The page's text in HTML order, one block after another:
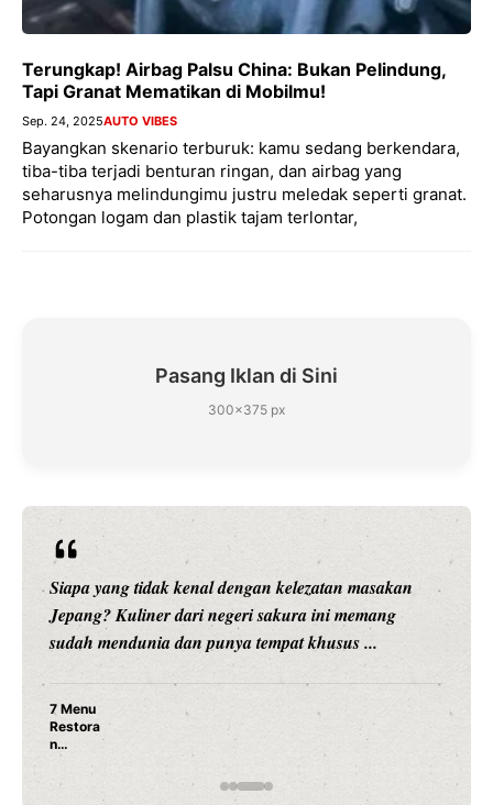
Terungkap! Airbag Palsu China: Bukan Pelindung,
Tapi Granat Mematikan di Mobilmu!
Sep. 24, 2025AUTO VIBES
Bayangkan skenario terburuk: kamu sedang berkendara,
tiba-tiba terjadi benturan ringan, dan airbag yang
seharusnya melindungimu justru meledak seperti granat.
Potongan logam dan plastik tajam terlontar,
Pasang Iklan di Sini
300×375 px
Siapa yang tidak kenal dengan kelezatan masakan
Jepang? Kuliner dari negeri sakura ini memang
sudah mendunia dan punya tempat khusus ...
7 Menu
Restora
n
Jepang
yang